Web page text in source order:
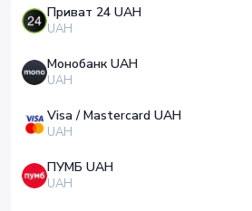
Приват 24 UAH
UAH
Монобанк UAH
UAH
Visa / Mastercard UAH
UAH
ПУМБ UAH
UAH